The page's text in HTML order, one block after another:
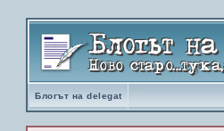
Блогът на delegat